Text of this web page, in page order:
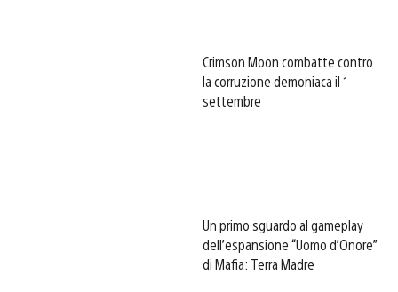
Crimson Moon combatte contro
la corruzione demoniaca il 1
settembre
Un primo sguardo al gameplay
dell’espansione “Uomo d’Onore”
di Mafia: Terra Madre